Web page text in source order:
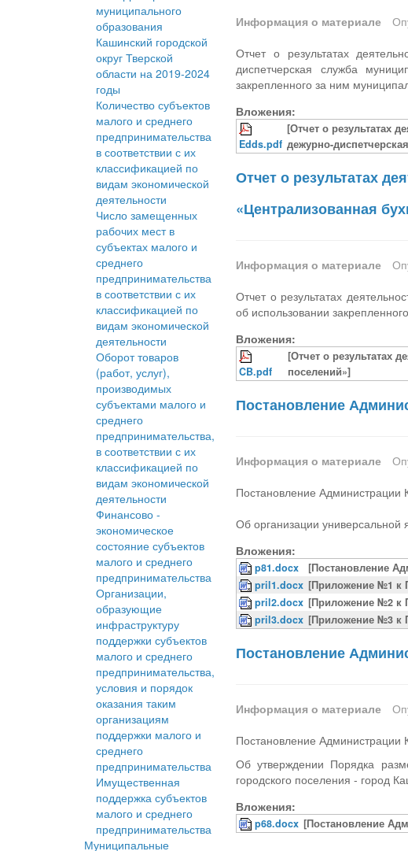
муниципального
образования
Кашинский городской
округ Тверской
области на 2019-2024
годы
Количество субъектов
малого и среднего
предпринимательства
в соответствии с их
классификацией по
видам экономической
деятельности
Число замещенных
рабочих мест в
субъектах малого и
среднего
предпринимательства
в соответствии с их
классификацией по
видам экономической
деятельности
Оборот товаров
(работ, услуг),
производимых
субъектами малого и
среднего
предпринимательства,
в соответствии с их
классификацией по
видам экономической
деятельности
Финансово -
экономическое
состояние субъектов
малого и среднего
предпринимательства
Организации,
образующие
инфраструктуру
поддержки субъектов
малого и среднего
предпринимательства,
условия и порядок
оказания таким
организациям
поддержки малого и
среднего
предпринимательства
Имущественная
поддержка субъектов
малого и среднего
предпринимательства
Муниципальные
Информация о материале
Отчет о результатах
диспетчерская служба
закрепленного за ним
Вложения:
Edds.pdf
[Отчет о результатах
дежурно-
Отчет о результатах
«Централизованная
Информация о материале
Отчет о результатах
об использовании
Вложения:
CB.pdf
[Отчет о результатах
поселений»]
Постановление
Информация о материале
Постановление Администрации
Об организации
Вложения:
p81.docx [Постановление
pril1.docx [Приложение №1 к
pril2.docx [Приложение №2 к
pril3.docx [Приложение №3 к
Постановление
Информация о материале
Постановление
Об утверждении Порядка
городского поселения - город
Вложения:
p68.docx [Постановление